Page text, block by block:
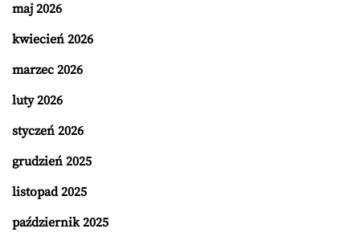
maj 2026
kwiecień 2026
marzec 2026
luty 2026
styczeń 2026
grudzień 2025
listopad 2025
październik 2025